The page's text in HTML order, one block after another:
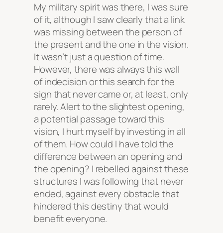
My military spirit was there, I was sure
of it, although I saw clearly that a link
was missing between the person of
the present and the one in the vision.
It wasn’t just a question of time.
However, there was always this wall
of indecision or this search for the
sign that never came or, at least, only
rarely. Alert to the slightest opening,
a potential passage toward this
vision, I hurt myself by investing in all
of them. How could I have told the
difference betweenanopening and
theopening? I rebelled against these
structures I was following that never
ended, against every obstacle that
hindered this destiny that would
benefit everyone.